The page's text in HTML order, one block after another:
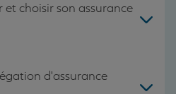
choisir son assurance
d'assurance